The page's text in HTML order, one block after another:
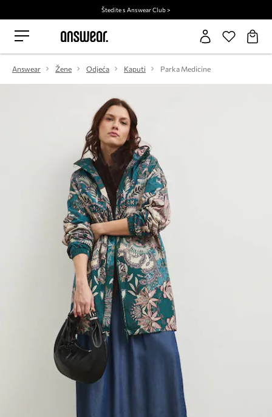
Štedite s Answear Club >
Answear Žene Odjeća Kaputi Parka Medicine